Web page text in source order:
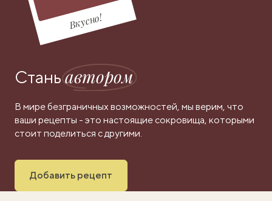
Вкусно!
Станьавтором
В мире безграничных возможностей, мы верим, что
ваши рецепты - это настоящие сокровища, которыми
стоит поделиться с другими.
Добавить рецепт